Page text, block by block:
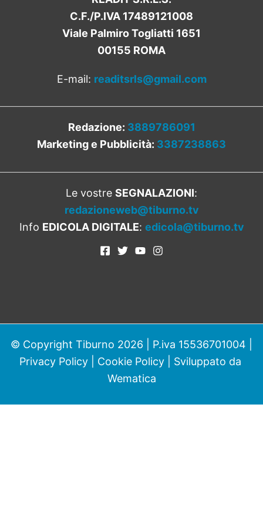
C.F./P.IVA 17489121008
Viale Palmiro Togliatti 1651
00155 ROMA
E-mail: readitsrls@gmail.com
Redazione: 3889786091
Marketing e Pubblicità: 3387238863
Le vostre SEGNALAZIONI:
redazioneweb@tiburno.tv
Info EDICOLA DIGITALE: edicola@tiburno.tv
© Copyright Tiburno 2026 | P.iva 15536701004 |
Privacy Policy| Cookie Policy| Sviluppato da
Wematica